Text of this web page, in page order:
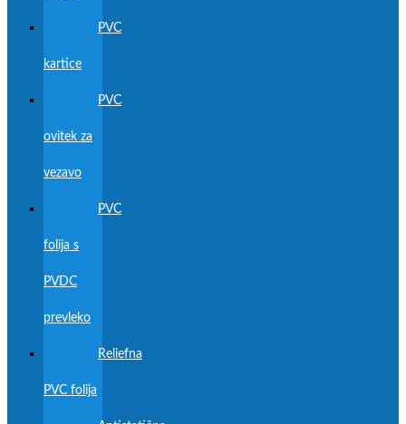
PVC
kartice
PVC
ovitek za
vezavo
PVC
folija s
PVDC
prevleko
Reliefna
PVC folija